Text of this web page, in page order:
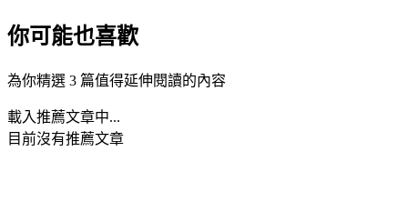
你可能也喜歡
為你精選 3 篇值得延伸閱讀的內容
載入推薦文章中...
目前沒有推薦文章